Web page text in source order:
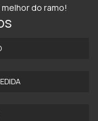
do ramo!